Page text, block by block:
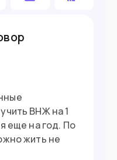
от
ВНЖ на 1
еще на год. По
жить не